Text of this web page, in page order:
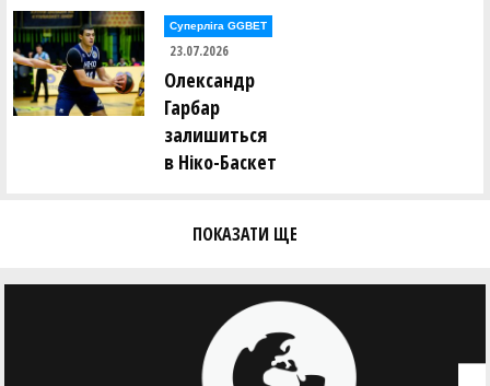
Анастасія Усова ()
Ірина Фамаре ()
Олександр Федоренко ()
Сергій Федорів ()
Андрій Федорченко ()
Андрій Фоменко ()
Суперліга GGBET
23.07.2026
Олександр
Гарбар
залишиться
в Ніко-Баскет
ПОКАЗАТИ ЩЕ